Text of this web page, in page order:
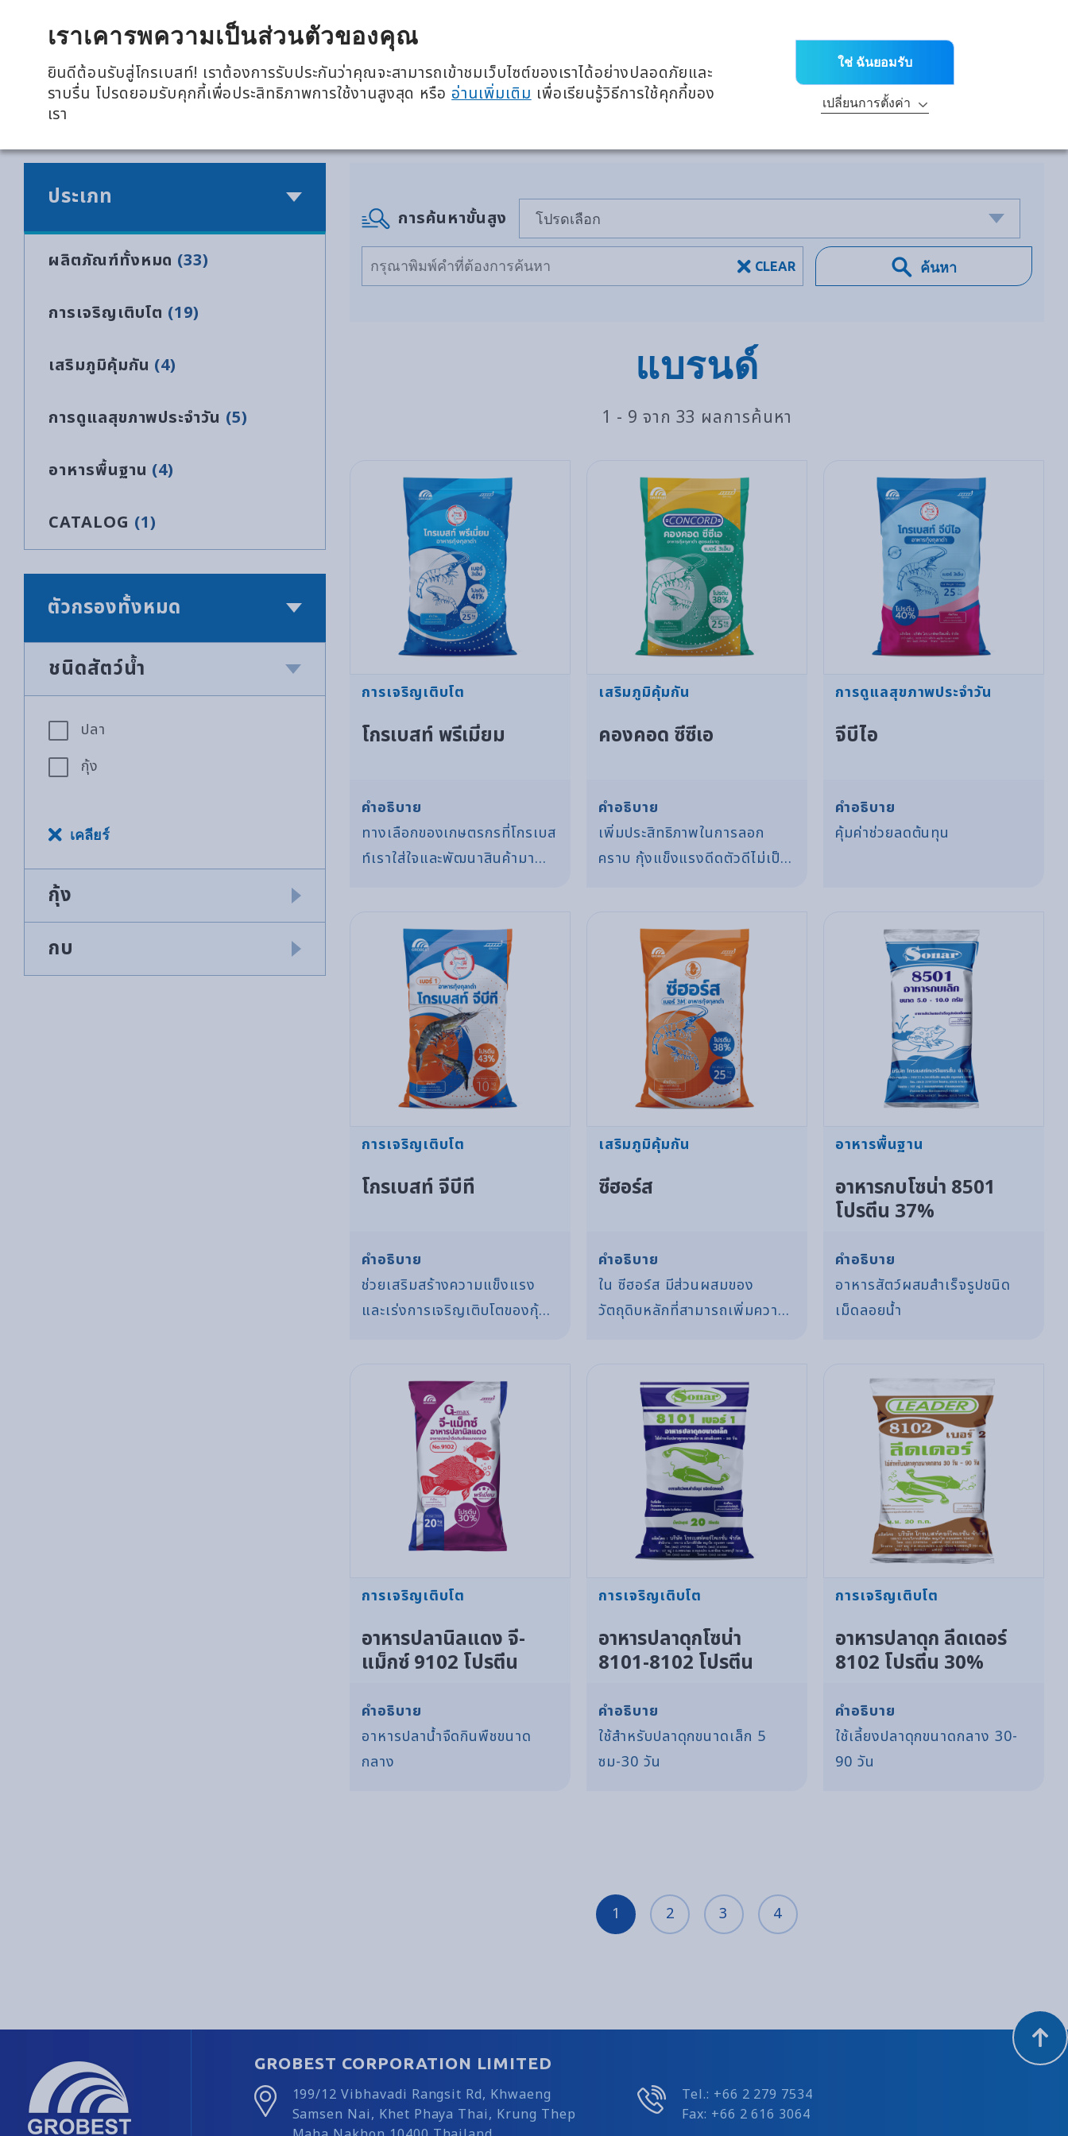
เราเคารพความเป็นส่วนตัวของคุณ
ยินดีต้อนรับสู่โกรเบสท์! เราต้องการรับประกันว่าคุณจะสามารถเข้าชมเว็บไซต์ของเราได้อย่างปลอดภัยและ
ราบรื่น โปรดยอมรับคุกกี้เพื่อประสิทธิภาพการใช้งานสูงสุด หรืออ่านเพิ่มเติมเพื่อเรียนรู้วิธีการใช้คุกกี้ของ
เรา
ใช่ ฉันยอมรับ
เปลี่ยนการตั้งค่า
全興國際水產股份有限公司
R&D
บริการด้านเทคนิค
ผลิตภัณฑ์
เกี่ยวกับเรา
หน้าหลัก
ประเภท
ผลิตภัณฑ์ทั้งหมด (33)
การเจริญเติบโต (19)
เสริมภูมิคุ้มกัน (4)
การดูแลสุขภาพประจำวัน (5)
อาหารพื้นฐาน (4)
CATALOG (1)
ตัวกรองทั้งหมด
ชนิดสัตว์น้ำ
ปลา
กุ้ง
เคลียร์
กุ้ง
กบ
การค้นหาขั้นสูง
CLEAR ค้นหา
แบรนด์
1 - 9 จาก 33 ผลการค้นหา
การเจริญเติบโต
โกรเบสท์ พรีเมี่ยม
คำอธิบาย
ทางเลือกของเกษตรกรที่โกรเบส
ท์เราใส่ใจและพัฒนาสินค้ามา
อย่างต่อเนื่อง เพื่อให้สินค้ามี
ประสิทธิภาพ และสามารถสร้าง
กำไรในการเลี้ยงได้
เสริมภูมิคุ้มกัน
คองคอด ซีซีเอ
คำอธิบาย
เพิ่มประสิทธิภาพในการลอก
คราบ กุ้งแข็งแรงดีดตัวดีไม่เป็น
การดูแลสุขภาพประจำวัน
จีบีไอ
คำอธิบาย
คุ้มค่าช่วยลดต้นทุน
การเจริญเติบโต
โกรเบสท์ จีบีที
คำอธิบาย
ช่วยเสริมสร้างความแข็งแรง
และเร่งการเจริญเติบโตของกุ้ง
ถนอมคุณภาพอาหารสัตว์
เสริมภูมิคุ้มกัน
ซีฮอร์ส
คำอธิบาย
ใน ซีฮอร์ส มีส่วนผสมของ
วัตถุดิบหลักที่สามารถเพิ่มความ
อาหารพื้นฐาน
อาหารกบโซน่า 8501
โปรตีน 37%
คำอธิบาย
อาหารสัตว์ผสมสำเร็จรูปชนิด
เม็ดลอยน้ำ
การเจริญเติบโต
อาหารปลานิลแดง จี-
แม็กซ์ 9102 โปรตีน
คำอธิบาย
อาหารปลาน้ำจืดกินพืชขนาด
กลาง
การเจริญเติบโต
อาหารปลาดุกโซน่า
8101-8102 โปรตีน
คำอธิบาย
ใช้สำหรับปลาดุกขนาดเล็ก 5
ซม-30 วัน
การเจริญเติบโต
อาหารปลาดุก ลีดเดอร์
8102 โปรตีน 30%
คำอธิบาย
ใช้เลี้ยงปลาดุกขนาดกลาง 30-
90 วัน
1 2 3 4
GROBEST CORPORATION LIMITED
199/12 Vibhavadi Rangsit Rd, Khwaeng
Samsen Nai, Khet Phaya Thai, Krung Thep
Tel.: +66 2 279 7534
Fax: +66 2 616 3064